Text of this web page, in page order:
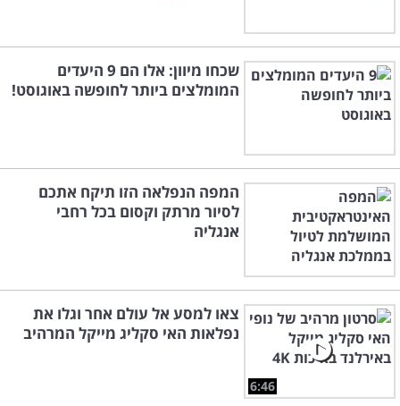
שכחו מיוון: אלו הם 9 היעדים
המומלצים ביותר לחופשה באוגוסט!
המפה הנפלאה הזו תיקח אתכם
לסיור מרתק וקסום בכל רחבי
אנגליה
6:46
צאו למסע אל עולם אחר וגלו את
נפלאות האי סקליג מייקל המרהיב